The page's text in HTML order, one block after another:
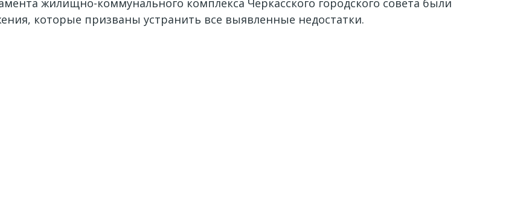
жилищно-коммунального комплекса Черкасского городского совета были
которые призваны устранить все выявленные недостатки.